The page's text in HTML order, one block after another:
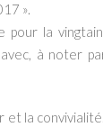
».
la
à noter
la